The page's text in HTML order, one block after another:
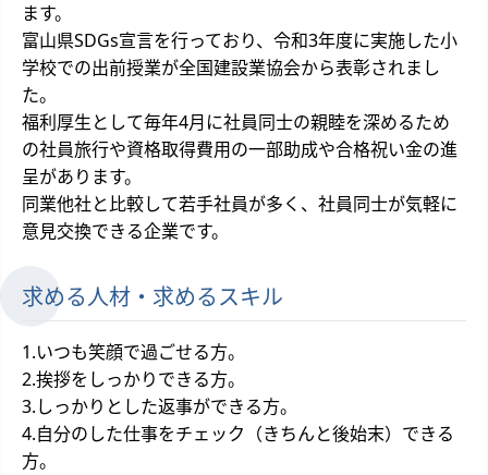
ます。
富山県SDGs宣言を行っており、令和3年度に実施した小
学校での出前授業が全国建設業協会から表彰されまし
た。
福利厚生として毎年4月に社員同士の親睦を深めるため
の社員旅行や資格取得費用の一部助成や合格祝い金の進
呈があります。
同業他社と比較して若手社員が多く、社員同士が気軽に
意見交換できる企業です。
求める人材・求めるスキル
1.いつも笑顔で過ごせる方。
2.挨拶をしっかりできる方。
3.しっかりとした返事ができる方。
4.自分のした仕事をチェック（きちんと後始末）できる
方。